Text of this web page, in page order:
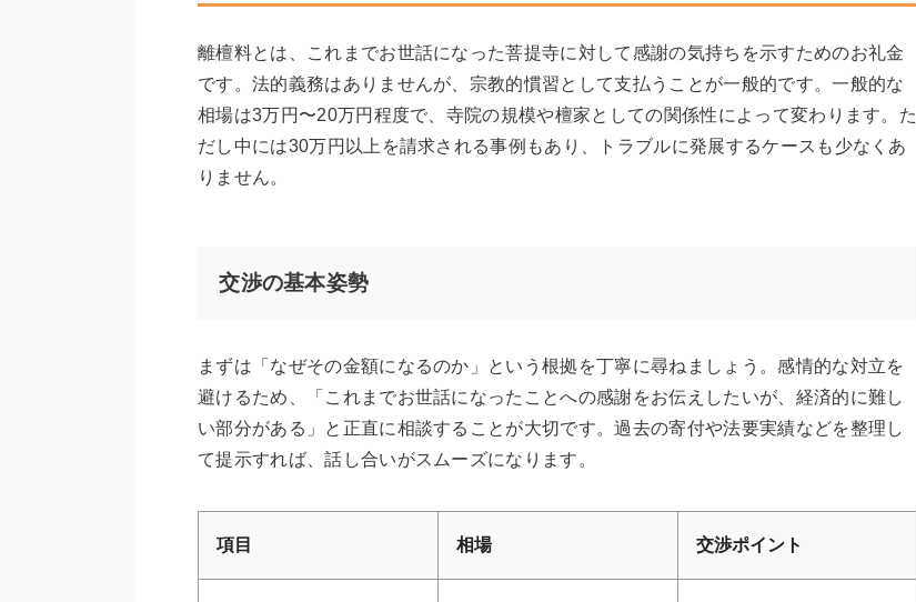
離檀料とは、これまでお世話になった菩提寺に対して感謝の気持ちを示すためのお礼金
です。法的義務はありませんが、宗教的慣習として支払うことが一般的です。一般的な
相場は3万円〜20万円程度で、寺院の規模や檀家としての関係性によって変わります。た
だし中には30万円以上を請求される事例もあり、トラブルに発展するケースも少なくあ
りません。
交渉の基本姿勢
まずは「なぜその金額になるのか」という根拠を丁寧に尋ねましょう。感情的な対立を
避けるため、「これまでお世話になったことへの感謝をお伝えしたいが、経済的に難し
い部分がある」と正直に相談することが大切です。過去の寄付や法要実績などを整理し
て提示すれば、話し合いがスムーズになります。
項目 相場 交渉ポイント